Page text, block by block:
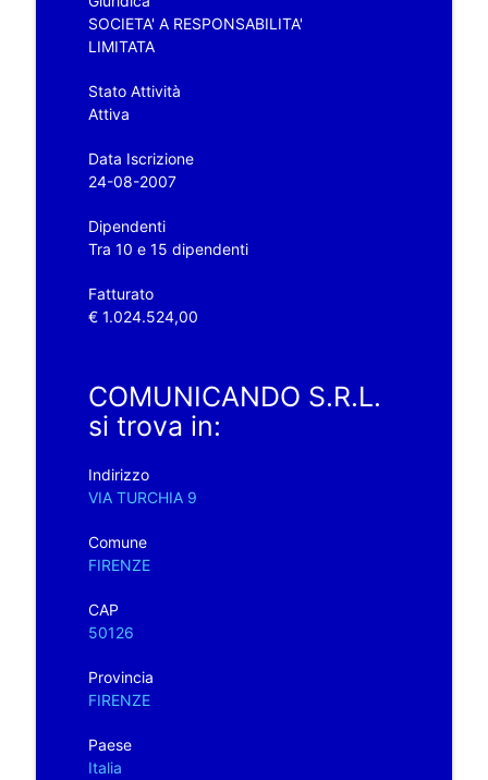
SOCIETA' A RESPONSABILITA'
LIMITATA
Stato Attività
Attiva
Data Iscrizione
24-08-2007
Dipendenti
Tra 10 e 15 dipendenti
Fatturato
€ 1.024.524,00
COMUNICANDO S.R.L.
si trova in:
Indirizzo
VIA TURCHIA 9
Comune
FIRENZE
CAP
50126
Provincia
FIRENZE
Paese
Italia